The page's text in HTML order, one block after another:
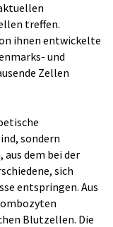
treffen.
ihnen entwickelte
und
Zellen
sondern
dem bei der
sich
entspringen. Aus
Blutzellen. Die